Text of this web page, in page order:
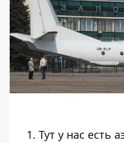
Тут у нас есть